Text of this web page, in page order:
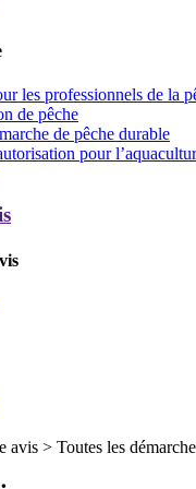
les professionnels de la
de pêche
de pêche durable
pour
avis > Toutes les